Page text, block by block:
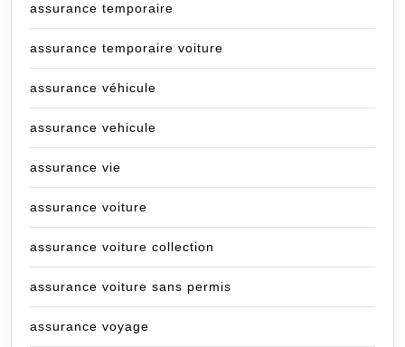
assurance temporaire
assurance temporaire voiture
assurance véhicule
assurance vehicule
assurance vie
assurance voiture
assurance voiture collection
assurance voiture sans permis
assurance voyage